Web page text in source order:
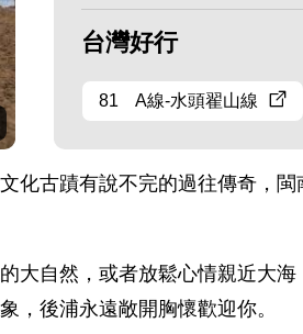
台灣好行
81 A線-水頭翟山線
化古蹟有說不完的過往傳奇，
自然，或者放鬆心情親近大
，後浦永遠敞開胸懷歡迎你。